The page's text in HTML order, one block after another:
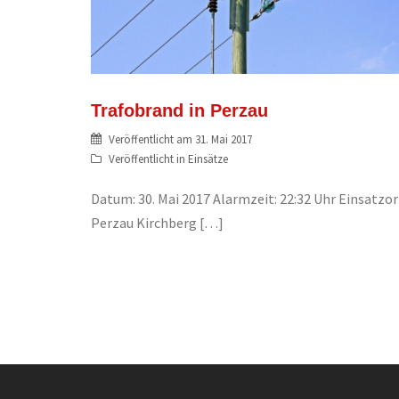
Trafobrand in Perzau
Veröffentlicht am 31. Mai 2017
Veröffentlicht in Einsätze
Datum: 30. Mai 2017 Alarmzeit: 22:32 Uhr
Perzau Kirchberg […]